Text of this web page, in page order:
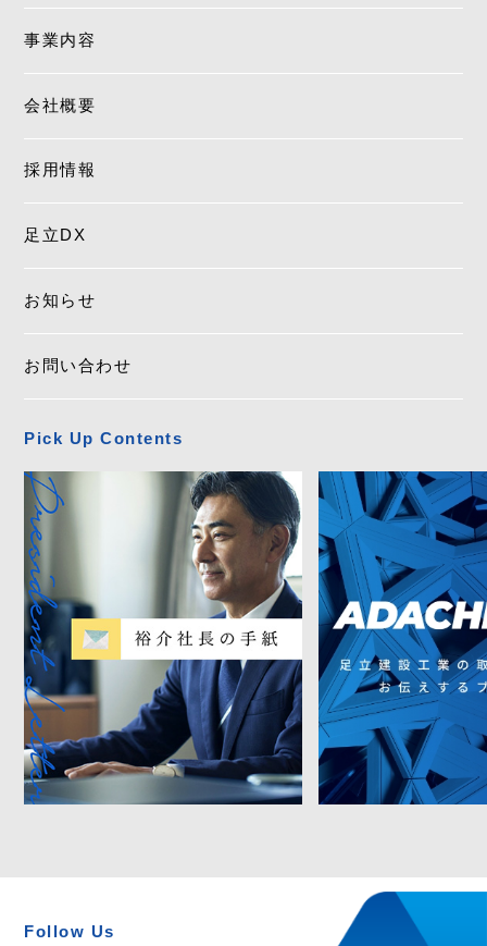
事業内容
会社概要
採用情報
足立DX
お知らせ
お問い合わせ
Pick Up Contents
Follow Us